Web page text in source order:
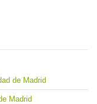
de Madrid
Madrid